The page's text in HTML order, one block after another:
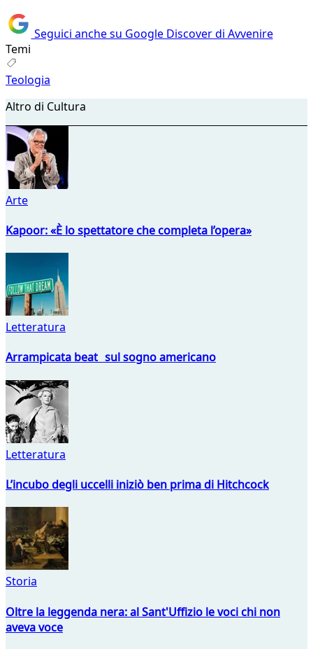
Seguici anche su Google Discover di Avvenire
Temi
Teologia
Altro di Cultura
Arte
Kapoor: «È lo spettatore che completa l’opera»
Letteratura
Arrampicata beat sul sogno americano
Letteratura
L’incubo degli uccelli iniziò ben prima di Hitchcock
Storia
Oltre la leggenda nera: al Sant'Uffizio le voci chi non
aveva voce